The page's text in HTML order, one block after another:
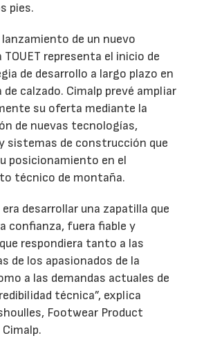
pies.
lanzamiento de un nuevo
representa el inicio de
de desarrollo a largo plazo en
calzado. Cimalp prevé ampliar
su oferta mediante la
de nuevas tecnologías,
sistemas de construcción que
posicionamiento en el
técnico de montaña.
desarrollar una zapatilla que
confianza, fuera fiable y
respondiera tanto a las
de los apasionados de la
a las demandas actuales de
técnica”, explica
Footwear Product